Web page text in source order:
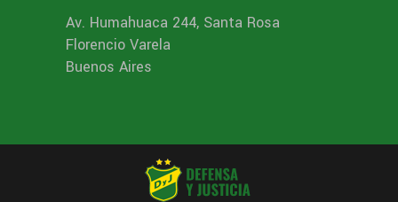
Av. Humahuaca 244, Santa Rosa
Florencio Varela
Buenos Aires